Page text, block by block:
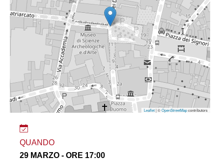
Leaflet| ©OpenStreetMapcontributors
QUANDO
29 MARZO - ORE 17:00